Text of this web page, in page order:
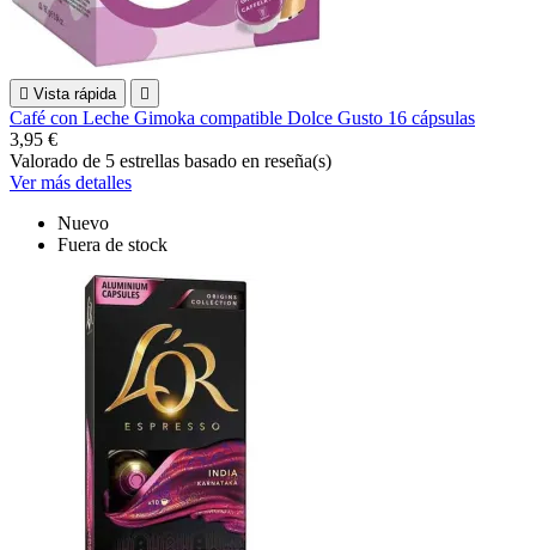
 Vista rápida 
Café con Leche Gimoka compatible Dolce Gusto 16 cápsulas
3,95 €
Valorado de 5 estrellas basado en reseña(s)
Ver más detalles
Nuevo
Fuera de stock